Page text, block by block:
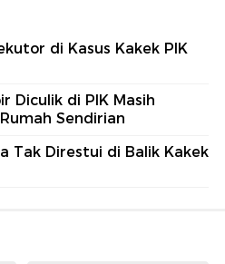
di Kasus Kakek PIK
Diculik di PIK Masih
Sendirian
Tak Direstui di Balik Kakek